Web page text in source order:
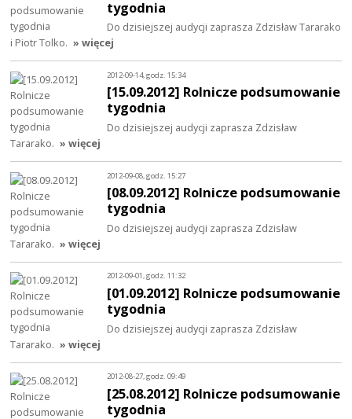
tygodnia
Do dzisiejszej audycji zaprasza Zdzisław Tararako
i Piotr Tolko. » więcej
2012-09-14, godz. 15:34
[15.09.2012] Rolnicze podsumowanie
tygodnia
Do dzisiejszej audycji zaprasza Zdzisław
Tararako. » więcej
2012-09-08, godz. 15:27
[08.09.2012] Rolnicze podsumowanie
tygodnia
Do dzisiejszej audycji zaprasza Zdzisław
Tararako. » więcej
2012-09-01, godz. 11:32
[01.09.2012] Rolnicze podsumowanie
tygodnia
Do dzisiejszej audycji zaprasza Zdzisław
Tararako. » więcej
2012-08-27, godz. 09:49
[25.08.2012] Rolnicze podsumowanie
tygodnia